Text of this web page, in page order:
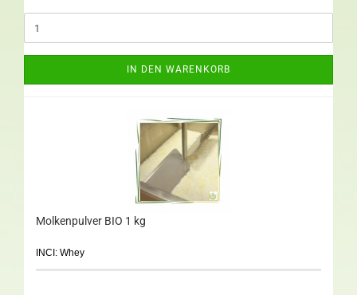
IN DEN WARENKORB
Molkenpulver BIO 1 kg
INCI: Whey